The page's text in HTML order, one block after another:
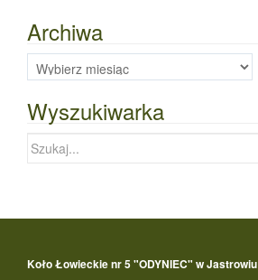
Archiwa
Archiwa
Wyszukiwarka
Szukaj:
Koło Łowieckie nr 5 "ODYNIEC" w Jastrowiu